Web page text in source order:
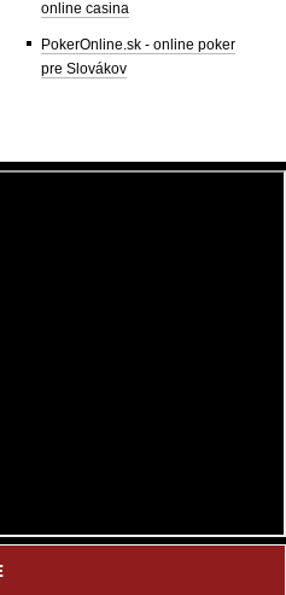
online casina
PokerOnline.sk - online poker
pre Slovákov